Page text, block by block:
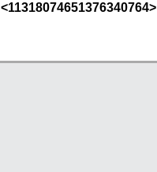
<11318074651376340764>